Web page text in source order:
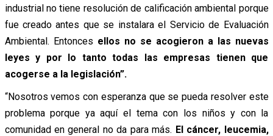
industrial no tiene resolución de calificación ambiental porque
fue creado antes que se instalara el Servicio de Evaluación
Ambiental. Entonces ellos no se acogieron a las nuevas
leyes y por lo tanto todas las empresas tienen que
acogerse a la legislación”.
“Nosotros vemos con esperanza que se pueda resolver este
problema porque ya aquí el tema con los niños y con la
comunidad en general no da para más. El cáncer, leucemia,